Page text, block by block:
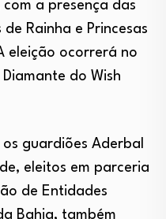
a presença das
Rainha e Princesas
eleição ocorrerá no
do Wish
guardiões Aderbal
eleitos em parceria
de Entidades
Bahia, também